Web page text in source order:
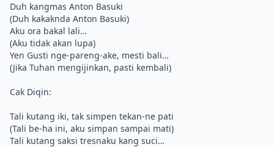
Duh kangmas Anton Basuki
(Duh kakaknda Anton Basuki)
Aku ora bakal lali…
(Aku tidak akan lupa)
Yen Gusti nge-pareng-ake, mesti bali…
(Jika Tuhan mengijinkan, pasti kembali)
Cak Diqin:
Tali kutang iki, tak simpen tekan-ne pati
(Tali be-ha ini, aku simpan sampai mati)
Tali kutang saksi tresnaku kang suci…